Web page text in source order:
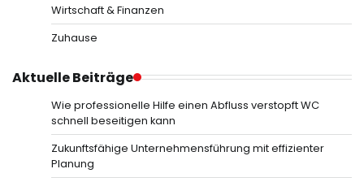
Wirtschaft & Finanzen
Zuhause
Aktuelle Beiträge
Wie professionelle Hilfe einen Abfluss verstopft WC
schnell beseitigen kann
Zukunftsfähige Unternehmensführung mit effizienter
Planung